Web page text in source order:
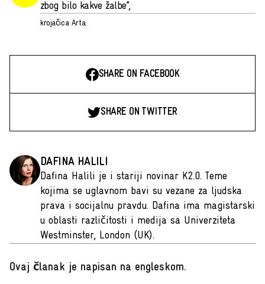
zbog bilo kakve žalbe”,
krojačica Arta.
SHARE ON FACEBOOK
SHARE ON TWITTER
DAFINA HALILI
Dafina Halili je i stariji novinar K2.0. Teme
kojima se uglavnom bavi su vezane za ljudska
prava i socijalnu pravdu. Dafina ima magistarski
u oblasti različitosti i medija sa Univerziteta
Westminster, London (UK).
Ovaj članak je napisan na engleskom.